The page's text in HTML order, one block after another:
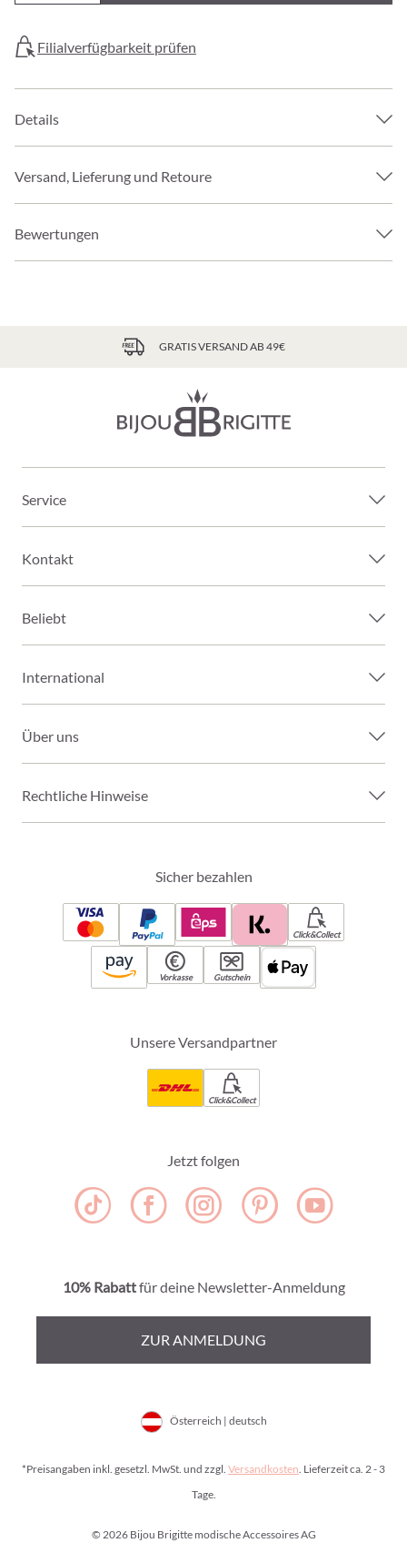
Filialverfügbarkeit prüfen
Details
Versand, Lieferung und Retoure
Bewertungen
GRATIS VERSAND AB 49€
Service
Kontakt
Beliebt
International
Über uns
Rechtliche Hinweise
Sicher bezahlen
Click&Collect
Vorkasse Gutschein
Unsere Versandpartner
Click&Collect
Jetzt folgen
10% Rabattfür deine Newsletter-Anmeldung
ZUR ANMELDUNG
Österreich | deutsch
*Preisangaben inkl. gesetzl. MwSt. und zzgl. Versandkosten. Lieferzeit ca. 2 - 3
Tage.
© 2026 Bijou Brigitte modische Accessoires AG